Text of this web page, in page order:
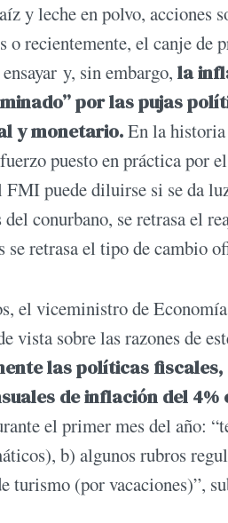
y leche en polvo, acciones
o recientemente, el canje
y, sin embargo, la
por las pujas
y monetario.En la
puesto en práctica por
FMI puede diluirse si se da
conurbano, se retrasa el
retrasa el tipo de cambio
el viceministro de
vista sobre las razones de
las políticas
de inflación del 4%
el primer mes del año:
b) algunos rubros
turismo (por vacaciones)”,